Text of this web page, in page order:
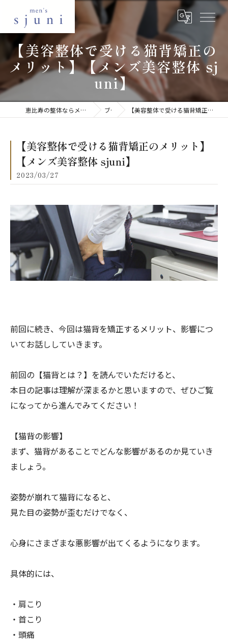
【美容整体で受ける猫背矯正の
メリット】【メンズ美容整体 sj
uni】
恵比寿の整体ならメンズ美容整体 sjuni 恵比寿店 ブログ 【美容整体で受ける猫背矯正のメリット】【メンズ美容整体 sjuni】
【美容整体で受ける猫背矯正のメリット】
【メンズ美容整体 sjuni】
2023/03/27
前回に続き、今回は猫背を矯正するメリット、 影響につ
いてお話ししていきます。
前回の【猫背とは？】を読んでいただけると、
本日の記事は理解が深まるかと思いますので、 ぜひご覧
になってから進んでみてください！
【猫背の影響】
まず、猫背があることでどんな影響があるのか見ていき
ましょう。
姿勢が崩れて猫背になると、
見た目の姿勢が歪むだけでなく、
心身にさまざまな悪影響が出てくるようになります。
具体的には、
・肩こり
・首こり
・頭痛